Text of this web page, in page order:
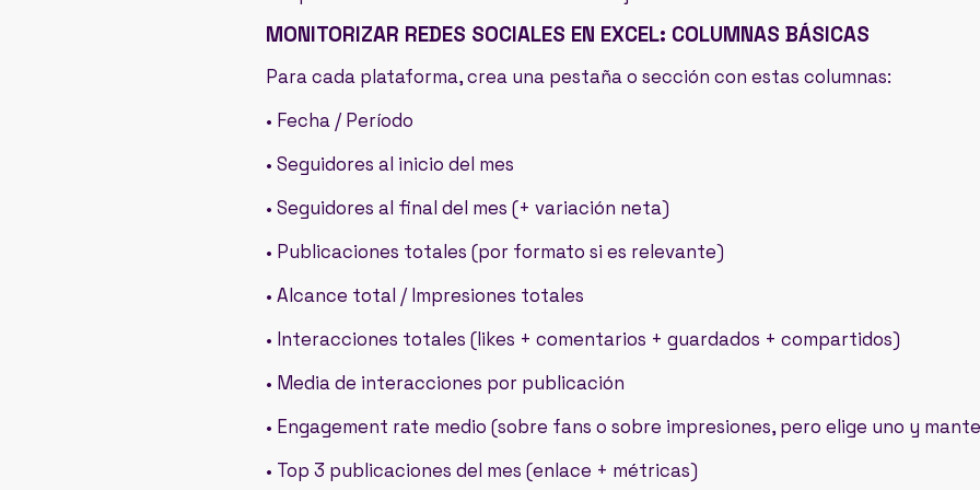
MONITORIZAR REDES SOCIALES EN EXCEL: COLUMNAS BÁSICAS
Para cada plataforma, crea una pestaña o sección con estas columnas:
• Fecha / Período
• Seguidores al inicio del mes
• Seguidores al final del mes (+ variación neta)
• Publicaciones totales (por formato si es relevante)
• Alcance total / Impresiones totales
• Interacciones totales (likes + comentarios + guardados + compartidos)
• Media de interacciones por publicación
• Engagement rate medio (sobre fans o sobre impresiones, pero elige uno y
• Top 3 publicaciones del mes (enlace + métricas)